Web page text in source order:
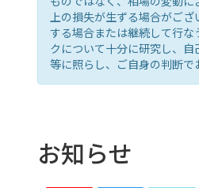
上の損失が生ずる場合がご
する場合または継続して行
クについて十分に研究し、
等に照らし、ご自身の判断で
お知らせ